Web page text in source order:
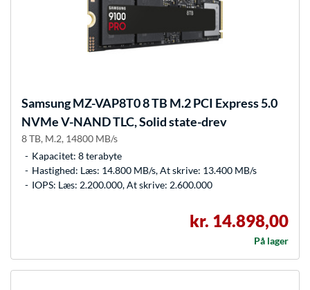
SamsungMZ-VAP8T0 8 TB M.2 PCI Express 5.0
NVMe V-NAND TLC, Solid state-drev
8 TB, M.2, 14800 MB/s
Kapacitet: 8 terabyte
Hastighed: Læs: 14.800 MB/s, At skrive: 13.400 MB/s
IOPS: Læs: 2.200.000, At skrive: 2.600.000
kr. 14.898,00
På lager